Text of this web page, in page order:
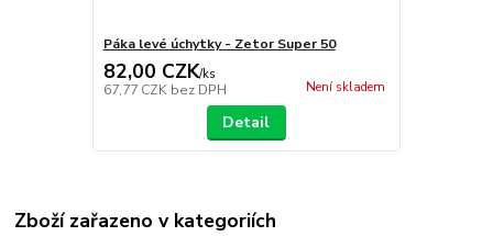
Páka levé úchytky - Zetor Super 50
82,00 CZK/ks
67,77 CZK bez DPH Není skladem
Detail
Zboží zařazeno v kategoriích